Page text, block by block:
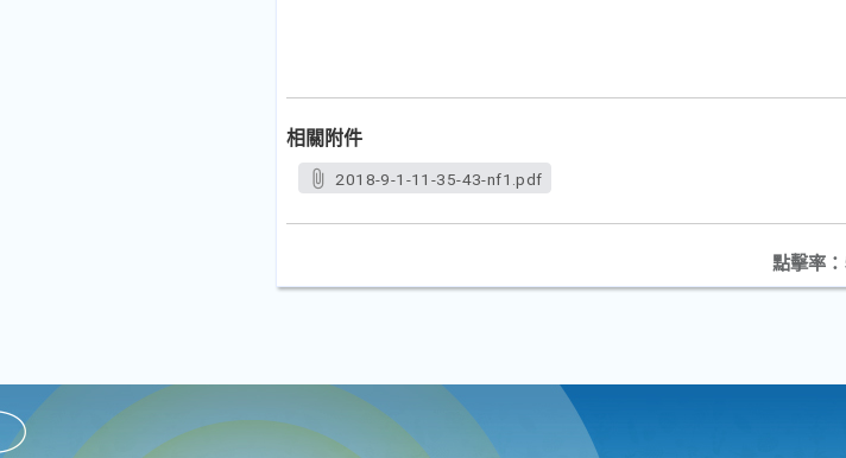
相關附件
2018-9-1-11-35-43-nf1.pdf
點擊率：